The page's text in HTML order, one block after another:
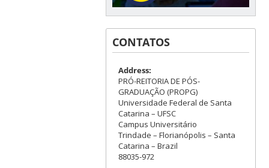
CONTATOS
Address:
PRÓ-REITORIA DE PÓS-
GRADUAÇÃO (PROPG)
Universidade Federal de Santa
Catarina – UFSC
Campus Universitário
Trindade – Florianópolis – Santa
Catarina – Brazil
88035-972